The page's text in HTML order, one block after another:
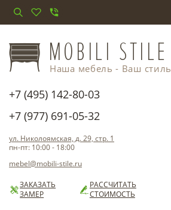
Наша мебель - Ваш стиль
+7 (495) 142-80-03
+7 (977) 691-05-32
ул. Николоямская, д. 29, стр. 1
пн-пт: 10:00 - 18:00
mebel@mobili-stile.ru
ЗАКАЗАТЬ
ЗАМЕР
РАССЧИТАТЬ
СТОИМОСТЬ